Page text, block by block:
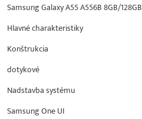
Samsung Galaxy A55 A556B 8GB/128GB
Hlavné charakteristiky
Konštrukcia
dotykové
Nadstavba systému
Samsung One UI